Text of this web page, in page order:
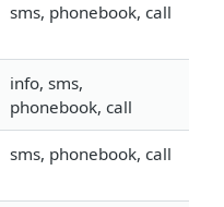
sms, phonebook, call
info, sms,
phonebook, call
sms, phonebook, call